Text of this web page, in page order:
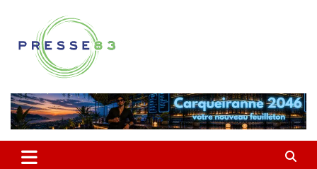
contenu
Presse 83